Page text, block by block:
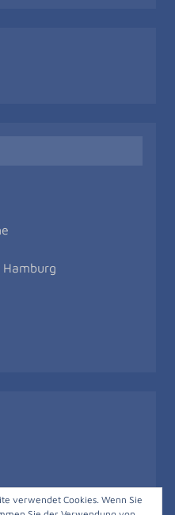
verwendet Cookies. Wenn Sie